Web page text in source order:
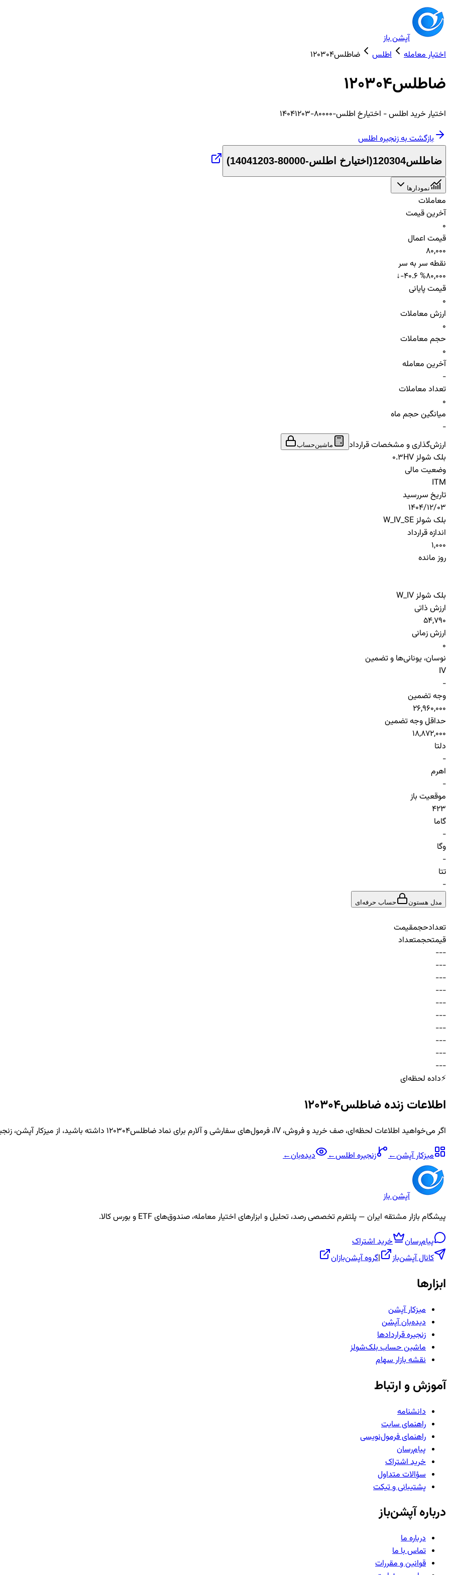
آپشن باز
اختیار معامله
اطلس ضاطلس120304
ضاطلس120304
اختیار خرید اطلس- اختیارخ اطلس-80000-14041203
بازگشت به زنجیرهاطلس
ضاطلس120304 ( اختیارخ اطلس-80000-14041203 )
نمودارها
معاملات
آخرین قیمت
0
قیمت اعمال
80,000
نقطه سر به سر
80,000
↓-40.6 %
قیمت پایانی
0
ارزش معاملات
0
حجم معاملات
0
آخرین معامله
-
تعداد معاملات
0
میانگین حجم ماه
-
ارزش‌گذاری و مشخصات قرارداد
ماشین‌حساب
بلک شولز HV
0.3
وضعیت مالی
ITM
تاریخ سررسید
1404/12/03
بلک شولز W_IV_SE
اندازه قرارداد
1,000
روز مانده
بلک شولز W_IV
ارزش ذاتی
54,790
ارزش زمانی
0
نوسان، یونانی‌ها و تضمین
IV
-
وجه تضمین
26,960,000
حداقل وجه تضمین
18,872,000
دلتا
-
اهرم
-
موقعیت باز
423
گاما
-
وگا
-
تتا
-
مدل هستون حساب حرفه‌ای
تعدادحجمقیمت
قیمتحجمتعداد
-
-
-
-
-
-
-
-
-
-
-
-
-
-
-
-
-
-
-
-
-
-
-
-
-
-
-
-
-
-
⚡داده لحظه‌ای
اطلاعات زندهضاطلس120304
اگر می‌خواهید اطلاعات لحظه‌ای، صف خرید و فروش، IV، فرمول‌های سفارشی و آلارم برای نماد ضاطلس120304
داشته باشید، از میزکار آپشن،
میزکار آپشن← زنجیرهاطلس← دیده‌بان←
آپشن باز
پیشگام بازار مشتقه ایران — پلتفرم تخصصی رصد، تحلیل و ابزارهای اختیار معامله، صندوق‌های ETF و بورس کالا.
پیام‌رسان
خرید اشتراک
کانال آپشن‌باز
|گروه آپشن‌بازان
ابزارها
میزکار آپشن
دیده‌بان آپشن
زنجیره قراردادها
ماشین حساب بلک‌شولز
نقشه بازار سهام
آموزش و ارتباط
دانشنامه
راهنمای سایت
راهنمای فرمول‌نویسی
پیام‌رسان
خرید اشتراک
سؤالات متداول
پشتیبانی و تیکت
درباره آپشن‌باز
درباره ما
تماس با ما
قوانین و مقررات